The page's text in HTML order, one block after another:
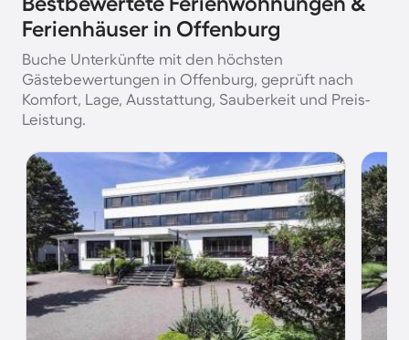
Ferienhäuser in Offenburg
Buche Unterkünfte mit den höchsten
Gästebewertungen in Offenburg, geprüft nach
Komfort, Lage, Ausstattung, Sauberkeit und Preis-
Leistung.